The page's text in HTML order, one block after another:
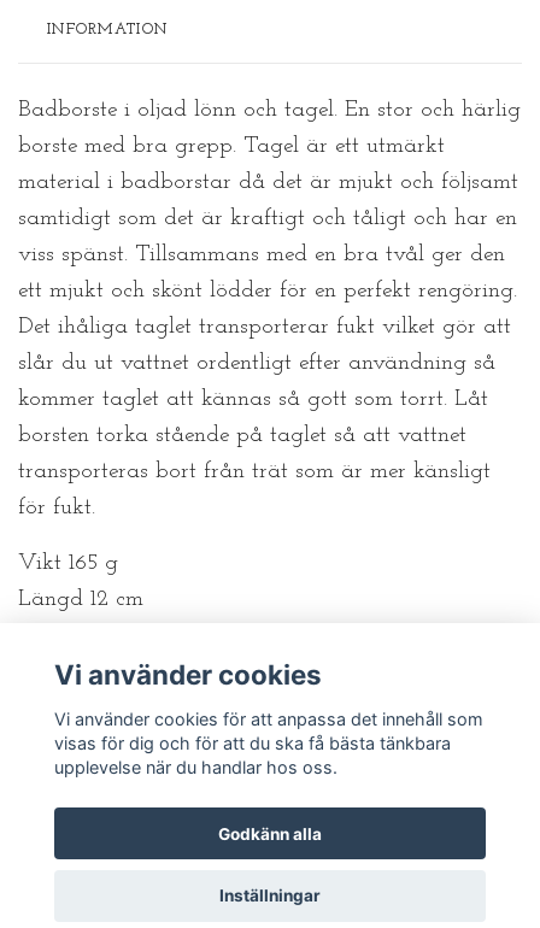
INFORMATION
Badborste i oljad lönn och tagel. En stor och härlig
borste med bra grepp. Tagel är ett utmärkt
material i badborstar då det är mjukt och följsamt
samtidigt som det är kraftigt och tåligt och har en
viss spänst. Tillsammans med en bra tvål ger den
ett mjukt och skönt lödder för en perfekt rengöring.
Det ihåliga taglet transporterar fukt vilket gör att
slår du ut vattnet ordentligt efter användning så
kommer taglet att kännas så gott som torrt. Låt
borsten torka stående på taglet så att vattnet
transporteras bort från trät som är mer känsligt
för fukt.
Vikt 165 g
Längd 12 cm
Höjd 9 cm
© 2026 Fröken Väster
Vi använder cookies
Vi använder cookies för att anpassa det innehåll som
visas för dig och för att du ska få bästa tänkbara
upplevelse när du handlar hos oss.
Godkänn alla
Inställningar